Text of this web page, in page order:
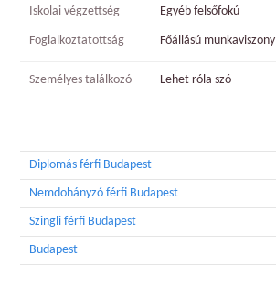
Iskolai végzettség Egyéb felsőfokú
Foglalkoztatottság Főállású munkaviszony
Személyes találkozó Lehet róla szó
Diplomás férfi Budapest
Nemdohányzó férfi Budapest
Szingli férfi Budapest
Budapest